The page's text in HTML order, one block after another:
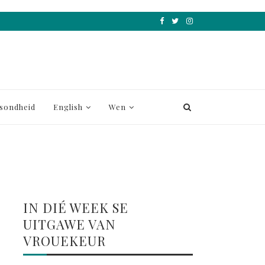
English Wen
IN DIÉ WEEK SE
UITGAWE VAN
VROUEKEUR